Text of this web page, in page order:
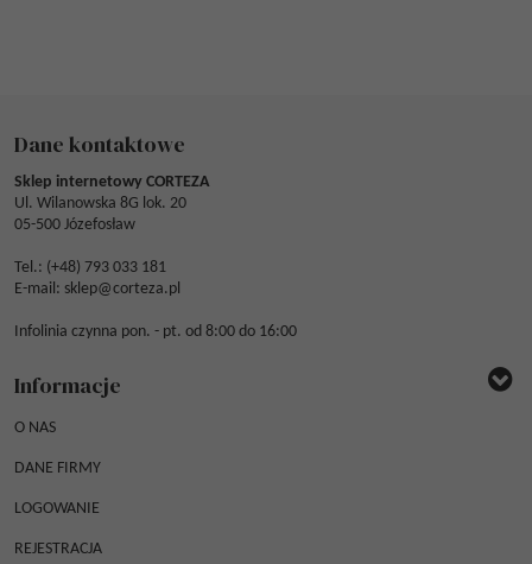
Dane kontaktowe
Sklep internetowy CORTEZA
Ul. Wilanowska 8G lok. 20
05-500 Józefosław
Tel.: (+48) 793 033 181
E-mail: sklep@corteza.pl
Infolinia czynna pon. - pt. od 8:00 do 16:00
Informacje
O NAS
DANE FIRMY
LOGOWANIE
REJESTRACJA